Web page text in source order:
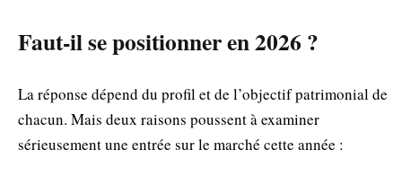
Faut‑il se positionner en 2026 ?
La réponse dépend du profil et de l’objectif patrimonial de
chacun. Mais deux raisons poussent à examiner
sérieusement une entrée sur le marché cette année :